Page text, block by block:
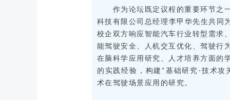
作为论坛既定议程的重要环节之
科技有限公司总经理李甲华先生共同
校企双方响应智能汽车行业转型需求
能驾驶安全、人机交互优化、驾驶行
在脑科学应用研究、人才培养方面的
的实践经验，构建“基础研究-技术
术在驾驶场景应用的研究。